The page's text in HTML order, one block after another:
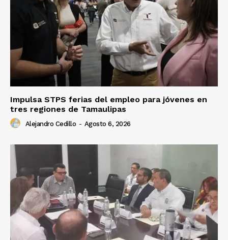
Impulsa STPS ferias del empleo para jóvenes en
tres regiones de Tamaulipas
Alejandro Cedillo - Agosto 6, 2026